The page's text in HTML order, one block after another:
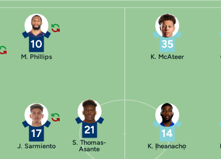
10
M. Phillips
17
J. Sarmiento
21
S. Thomas-
Asante
14
K. Ịheanachọ
35
K. McAteer